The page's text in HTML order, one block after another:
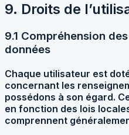
9. Droits de
9.1 Compréhension
données
Chaque utilisateur est
concernant les
possédons à son égard.
en fonction des lois
comprennent